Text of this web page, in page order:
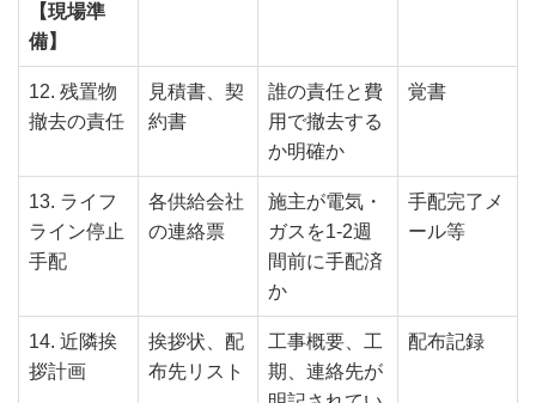
【現場準
備】
12. 残置物
撤去の責任
見積書、契
約書
誰の責任と費
用で撤去する
か明確か
覚書
13. ライフ
ライン停止
手配
各供給会社
の連絡票
施主が電気・
ガスを1-2週
間前に手配済
か
手配完了メ
ール等
14. 近隣挨
拶計画
挨拶状、配
布先リスト
工事概要、工
期、連絡先が
配布記録